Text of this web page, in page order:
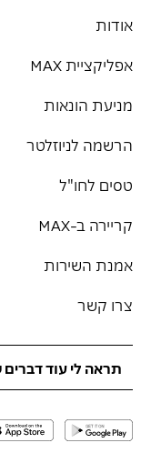
אודות
אפליקציית MAX
מניעת הונאות
הרשמה לניוזלטר
טסים לחו"ל
קריירה ב-MAX
אמנת השירות
צרו קשר
תראה לי עוד